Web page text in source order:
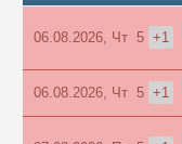
06.08.2026, Чт 5 +1
06.08.2026, Чт 5 +1